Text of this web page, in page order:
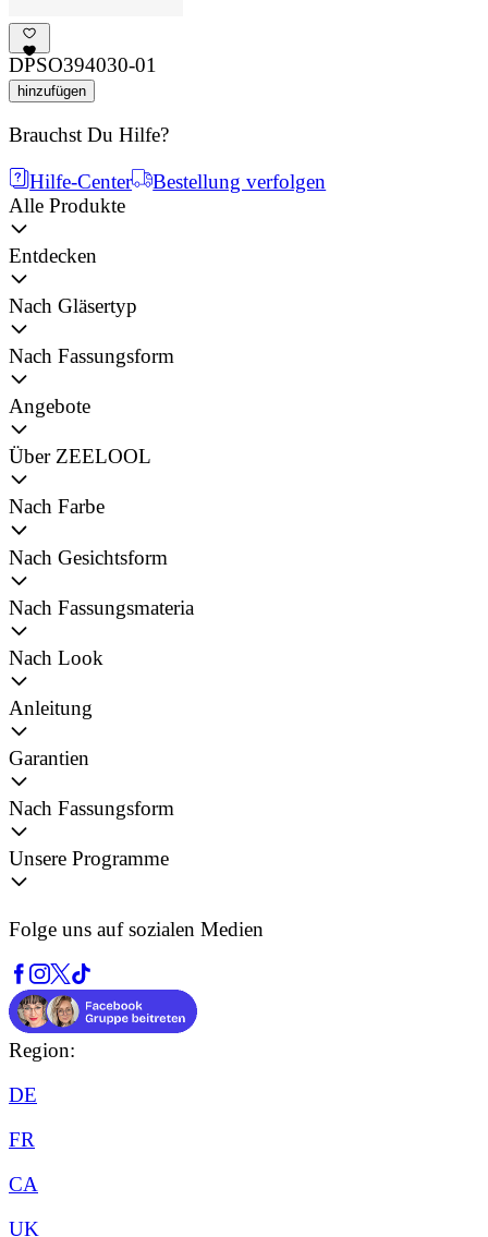
DPSO394030-01
hinzufügen
Brauchst Du Hilfe?
Hilfe-Center
Bestellung verfolgen
Alle Produkte
Entdecken
Nach Gläsertyp
Nach Fassungsform
Angebote
Über ZEELOOL
Nach Farbe
Nach Gesichtsform
Nach Fassungsmateria
Nach Look
Anleitung
Garantien
Nach Fassungsform
Unsere Programme
Folge uns auf sozialen Medien
Region:
DE
FR
CA
UK